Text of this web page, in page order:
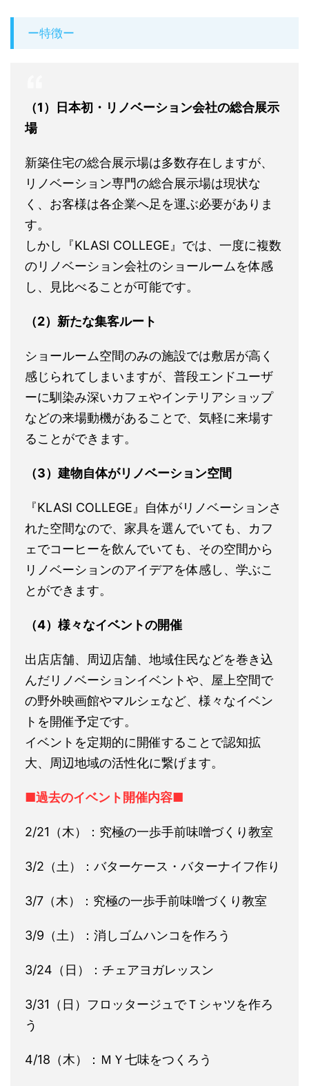
ー特徴ー
（1）日本初・リノベーション会社の総合展示
場
新築住宅の総合展示場は多数存在しますが、
リノベーション専門の総合展示場は現状な
く、お客様は各企業へ足を運ぶ必要がありま
す。
しかし『KLASI COLLEGE』では、一度に複数
のリノベーション会社のショールームを体感
し、見比べることが可能です。
（2）新たな集客ルート
ショールーム空間のみの施設では敷居が高く
感じられてしまいますが、普段エンドユーザ
ーに馴染み深いカフェやインテリアショップ
などの来場動機があることで、気軽に来場す
ることができます。
（3）建物自体がリノベーション空間
『KLASI COLLEGE』自体がリノベーションさ
れた空間なので、家具を選んでいても、カフ
ェでコーヒーを飲んでいても、その空間から
リノベーションのアイデアを体感し、学ぶこ
とができます。
（4）様々なイベントの開催
出店店舗、周辺店舗、地域住民などを巻き込
んだリノベーションイベントや、屋上空間で
の野外映画館やマルシェなど、様々なイベン
トを開催予定です。
イベントを定期的に開催することで認知拡
大、周辺地域の活性化に繋げます。
■過去のイベント開催内容■
2/21（木）：究極の一歩手前味噌づくり教室
3/2（土）：バターケース・バターナイフ作り
3/7（木）：究極の一歩手前味噌づくり教室
3/9（土）：消しゴムハンコを作ろう
3/24（日）：チェアヨガレッスン
3/31（日）フロッタージュでＴシャツを作ろ
う
4/18（木）：ＭＹ七味をつくろう